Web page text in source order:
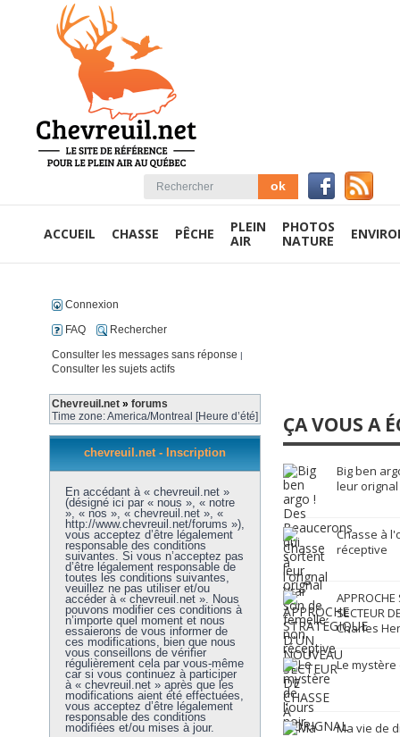
ACCUEIL CHASSE PÊCHE
PLEIN
AIR
PHOTOS
NATURE
Connexion
FAQ
Rechercher
Consulter les messages sans réponse |
Consulter les sujets actifs
Chevreuil.net » forums
Time zone: America/Montreal [Heure d’été]
chevreuil.net - Inscription
En accédant à « chevreuil.net »
(désigné ici par « nous », « notre
», « nos », « chevreuil.net », «
http://www.chevreuil.net/forums »),
vous acceptez d’être légalement
responsable des conditions
suivantes. Si vous n’acceptez pas
d’être légalement responsable de
toutes les conditions suivantes,
veuillez ne pas utiliser et/ou
accéder à « chevreuil.net ». Nous
pouvons modifier ces conditions à
n’importe quel moment et nous
essaierons de vous informer de
ces modifications, bien que nous
vous conseillons de vérifier
régulièrement cela par vous-même
car si vous continuez à participer
à « chevreuil.net » après que les
modifications aient été effectuées,
vous acceptez d’être légalement
responsable des conditions
modifiées et/ou mises à jour.
ÇA VOUS A
Big ben
leur orignal
Chasse à
réceptive
SECTEUR
Charles
Le
Ma vie de